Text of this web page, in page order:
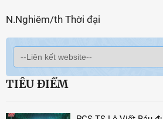
N.Nghiêm/th Thời đại
TIÊU ĐIỂM